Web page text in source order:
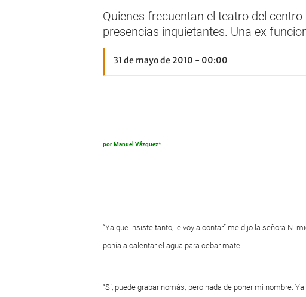
Quienes frecuentan el teatro del
presencias inquietantes. Una ex
31 de mayo de 2010 - 00:00
por Manuel Vázquez*
“Ya que insiste tanto, le voy a contar” me dijo la señora N.
ponía a calentar el agua para cebar mate.
“Sí, puede grabar nomás; pero nada de poner mi nombre.